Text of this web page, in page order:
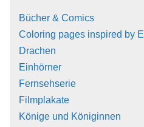
Bücher & Comics
Coloring pages inspired by
Drachen
Einhörner
Fernsehserie
Filmplakate
Könige und Königinnen